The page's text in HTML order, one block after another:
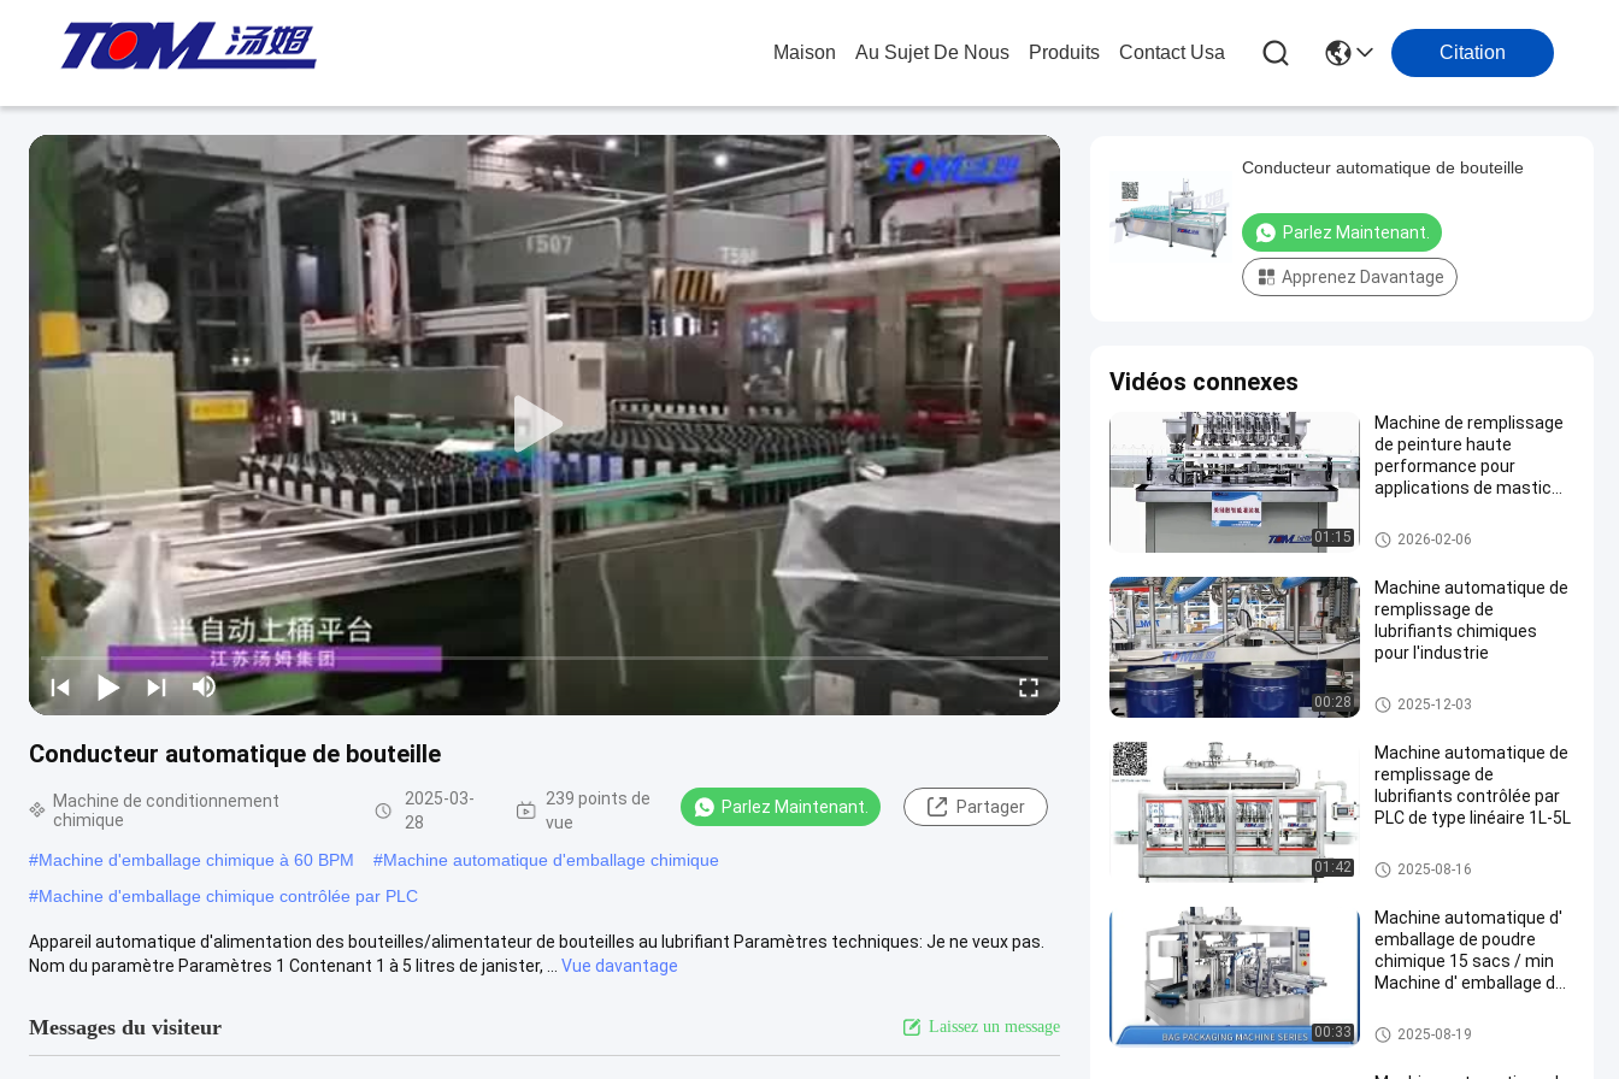
Maison Au Sujet De Nous Produits Contact Usa Citation
Conducteur automatique de bouteille
Machine de conditionnement
chimique
2025-03-
28
239 points de
vue
Parlez Maintenant. Partager
#Machine d'emballage chimique à 60 BPM #Machine automatique d'emballage chimique
#Machine d'emballage chimique contrôlée par PLC
Appareil automatique d'alimentation des bouteilles/alimentateur de bouteilles au lubrifiant Paramètres techniques: Je ne veux pas.
Nom du paramètre Paramètres 1 Contenant 1 à 5 litres de janister, ...
Vue davantage
Messages du visiteur Laissez un message
Conducteur automatique de bouteille
Parlez Maintenant.
Apprenez Davantage
Vidéos connexes
01:15
Machine de remplissage
de peinture haute
performance pour
applications de mastic
Machine de conditionnement c
himique
2026-02-06
00:28
Machine automatique de
remplissage de
lubrifiants chimiques
pour l'industrie
Machine de conditionnement c
himique
2025-12-03
01:42
Machine automatique de
remplissage de
lubrifiants contrôlée par
PLC de type linéaire 1L-5L
Machine de remplissage de lu
brifiant
2025-08-16
00:33
Machine automatique d'
emballage de poudre
chimique 15 sacs / min
Machine d' emballage de
Machine de conditionnement c
himique
2025-08-19